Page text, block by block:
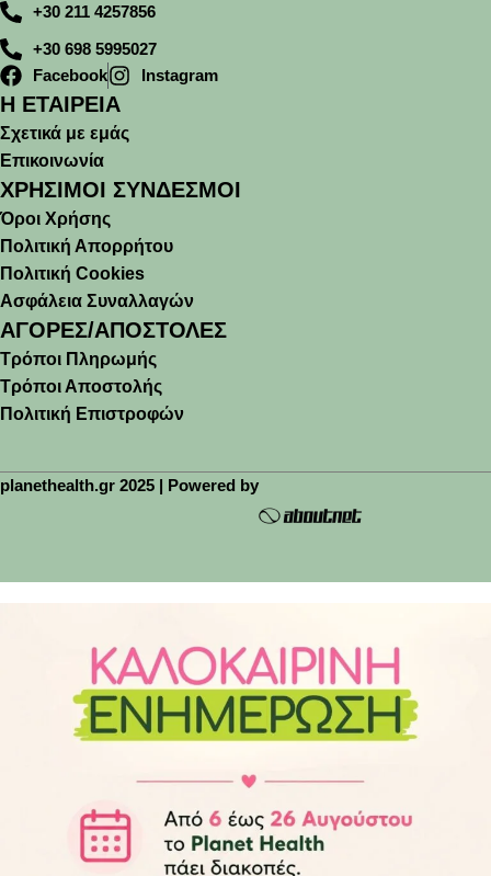
+30 211 4257856
+30 698 5995027
Facebook
Instagram
Η ΕΤΑΙΡΕΙΑ
Σχετικά με εμάς
Επικοινωνία
ΧΡΗΣΙΜΟΙ ΣΥΝΔΕΣΜΟΙ
Όροι Χρήσης
Πολιτική Απορρήτου
Πολιτική Cookies
Ασφάλεια Συναλλαγών
ΑΓΟΡΕΣ/ΑΠΟΣΤΟΛΕΣ
Τρόποι Πληρωμής
Τρόποι Αποστολής
Πολιτική Επιστροφών
planethealth.gr 2025 | Powered by